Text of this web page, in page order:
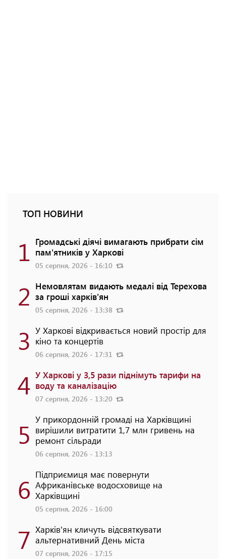
ТОП НОВИНИ
1 Громадські діячі вимагають прибрати сім
пам'ятників у Харкові
05 серпня, 2026 - 16:10
2 Немовлятам видають медалі від Терехова
за гроші харків'ян
05 серпня, 2026 - 13:38
3 У Харкові відкривається новий простір для
кіно та концертів
06 серпня, 2026 - 17:31
4 У Харкові у 3,5 рази піднімуть тарифи на
воду та каналізацію
07 серпня, 2026 - 13:20
5 У прикордонній громаді на Харківщині
вирішили витратити 1,7 млн гривень на
ремонт сільради
06 серпня, 2026 - 13:13
6 Підприємиця має повернути
Африканівське водосховище на
Харківщині
05 серпня, 2026 - 16:00
7 Харків'ян кличуть відсвяткувати
альтернативний День міста
07 серпня, 2026 - 17:15